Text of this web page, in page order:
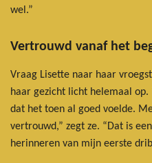
wel.”
Vertrouwd vanaf het
Vraag Lisette naar haar
haar gezicht licht helemaal
dat het toen al goed voelde.
vertrouwd,” zegt ze. “Dat is
herinneren van mijn eerste